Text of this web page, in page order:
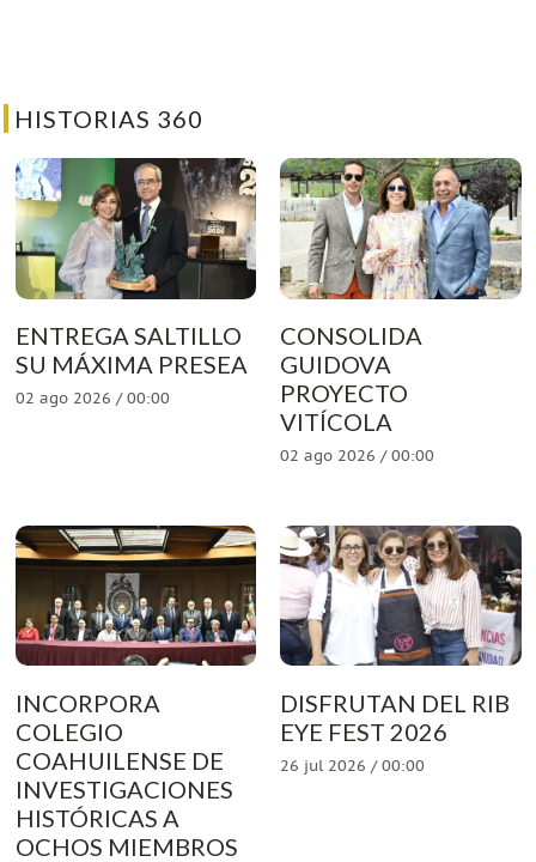
HISTORIAS 360
ENTREGA SALTILLO
SU MÁXIMA PRESEA
02 ago 2026 / 00:00
CONSOLIDA
GUIDOVA
PROYECTO
VITÍCOLA
02 ago 2026 / 00:00
INCORPORA
COLEGIO
COAHUILENSE DE
INVESTIGACIONES
HISTÓRICAS A
OCHOS MIEMBROS
DISFRUTAN DEL RIB
EYE FEST 2026
26 jul 2026 / 00:00